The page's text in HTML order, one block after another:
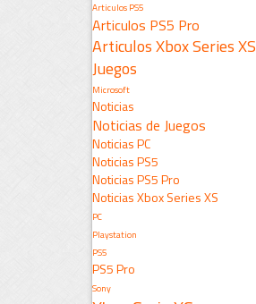
Articulos PS5
Articulos PS5 Pro
Articulos Xbox Series XS
Juegos
Microsoft
Noticias
Noticias de Juegos
Noticias PC
Noticias PS5
Noticias PS5 Pro
Noticias Xbox Series XS
PC
Playstation
PS5
PS5 Pro
Sony